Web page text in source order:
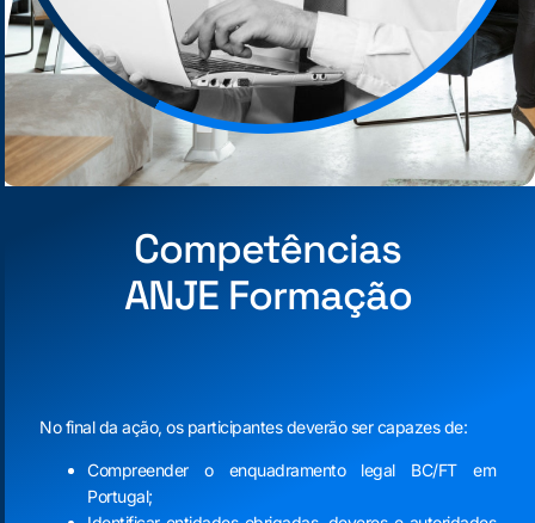
Competências
ANJE Formação
No final da ação, os participantes deverão ser capazes de:
Compreender o enquadramento legal BC/FT em
Portugal;